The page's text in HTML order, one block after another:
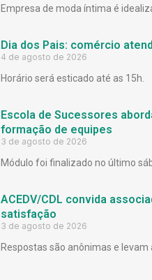
Empresa de moda íntima é
Dia dos Pais: comércio
4 de agosto de 2026
Horário será esticado até as 15h.
Escola de Sucessores
formação de equipes
3 de agosto de 2026
Módulo foi finalizado no último
ACEDV/CDL convida
satisfação
3 de agosto de 2026
Respostas são anônimas e levam